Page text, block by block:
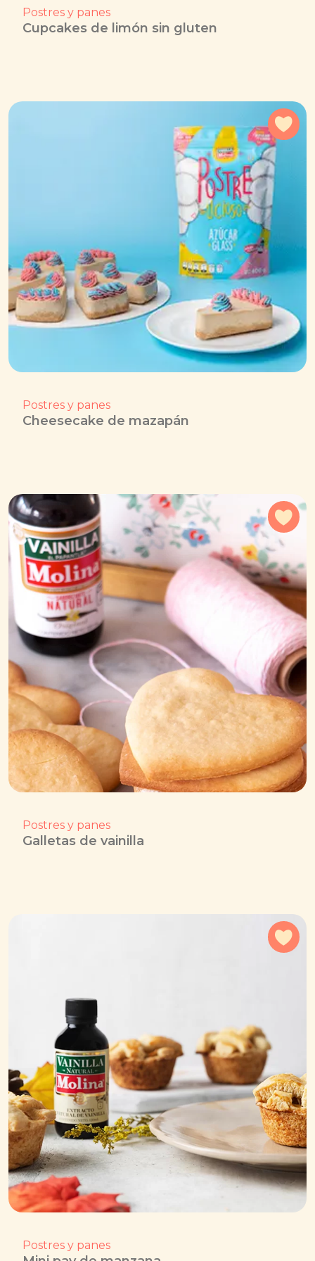
Postres y panes
Cupcakes de limón sin gluten
Postres y panes
Cheesecake de mazapán
Postres y panes
Galletas de vainilla
Postres y panes